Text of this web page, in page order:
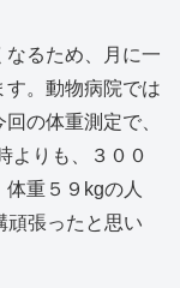
なるため、月に一
す。動物病院では
の体重測定で、
よりも、３００
体重５９kgの人
頑張ったと思い